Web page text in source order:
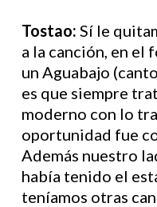
Tostao: Sí le
a la canción, en el
un Aguabajo
es que siempre
moderno con lo
oportunidad fue
Además nuestro
había tenido el
teníamos otras